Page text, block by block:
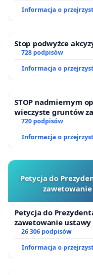
Informacja o
Stop podwyżce
728 podpisów
Informacja o
STOP nadmiernym
wieczyste gruntów
ogrody działkowe.
720 podpisów
Informacja o
Petycja do
zawetowanie
Petycja do
zawetowanie ustawy
26 306 podpisów
Informacja o